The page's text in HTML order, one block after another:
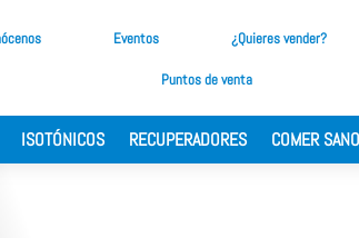
Eventos ¿Quieres vender?
Puntos de venta
ISOTÓNICOS RECUPERADORES COMER SANO